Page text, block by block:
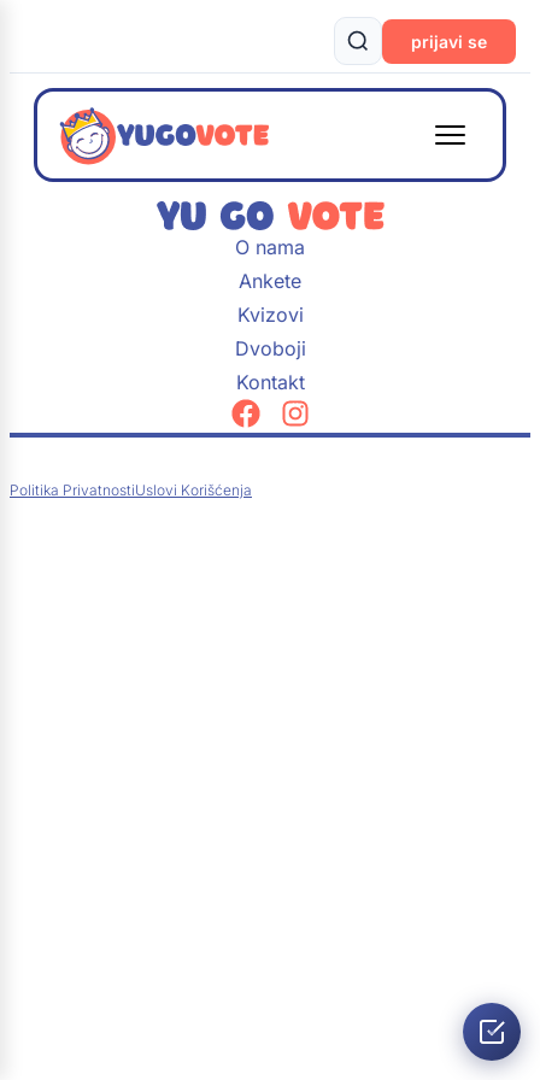
prijavi se
O nama
Ankete
Kvizovi
Dvoboji
Kontakt
Politika PrivatnostiUslovi Korišćenja